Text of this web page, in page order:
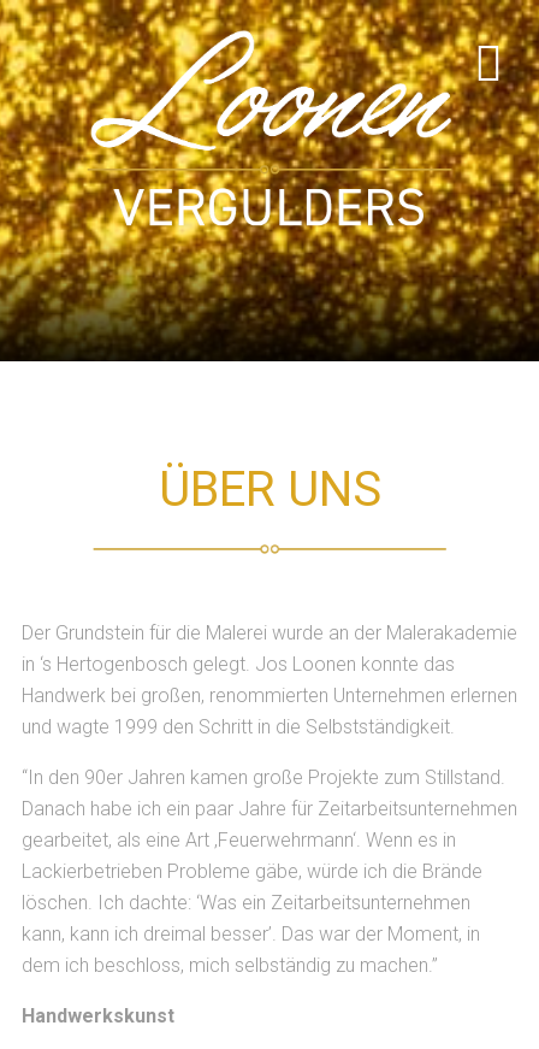
ÜBER UNS
Der Grundstein für die Malerei wurde an der Malerakademie
in ‘s Hertogenbosch gelegt. Jos Loonen konnte das
Handwerk bei großen, renommierten Unternehmen erlernen
und wagte 1999 den Schritt in die Selbstständigkeit.
“In den 90er Jahren kamen große Projekte zum Stillstand.
Danach habe ich ein paar Jahre für Zeitarbeitsunternehmen
gearbeitet, als eine Art ‚Feuerwehrmann‘. Wenn es in
Lackierbetrieben Probleme gäbe, würde ich die Brände
löschen. Ich dachte: ‘Was ein Zeitarbeitsunternehmen
kann, kann ich dreimal besser’. Das war der Moment, in
dem ich beschloss, mich selbständig zu machen.”
Handwerkskunst